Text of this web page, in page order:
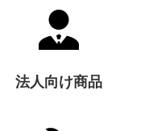
法人向け商品